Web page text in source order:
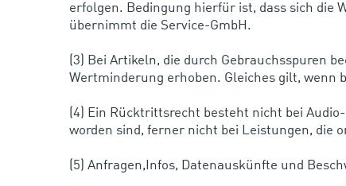
erfolgen. Bedingung hierfür ist, dass sich die
übernimmt die Service-GmbH.
(3) Bei Artikeln, die durch Gebrauchsspuren
Wertminderung erhoben. Gleiches gilt, wenn
(4) Ein Rücktrittsrecht besteht nicht bei
worden sind, ferner nicht bei Leistungen, die
(5) Anfragen,Infos, Datenauskünfte und